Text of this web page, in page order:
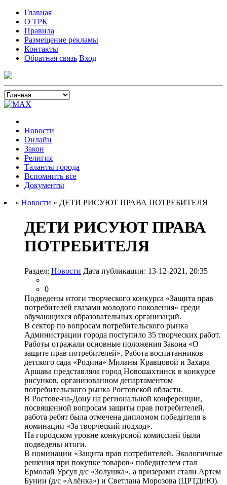
Главная
О ТРК
Правила
Размещение рекламы
Контакты
Обратная связь Вход
Новости
Онлайн
Закон
Религия
Таланты города
Вспомнить все
Документы
» Новости » ДЕТИ РИСУЮТ ПРАВА ПОТРЕБИТЕЛЯ
ДЕТИ РИСУЮТ ПРАВА
ПОТРЕБИТЕЛЯ
Раздел: Новости Дата публикации: 13-12-2021, 20:35
0
Подведены итоги творческого конкурса «Защита прав
потребителей глазами молодого поколения» среди
обучающихся образовательных организаций.
В сектор по вопросам потребительского рынка
Администрации города поступило 35 творческих работ.
Работы отражали основные положения Закона «О
защите прав потребителей». Работа воспитанников
детского сада «Родина» Миланы Кравцовой и Захара
Аршава представляла город Новошахтинск в конкурсе
рисунков, организованном департаментом
потребительского рынка Ростовской области.
В Ростове-на-Дону на региональной конференции,
посвященной вопросам защиты прав потребителей,
работа ребят была отмечена дипломом победителя в
номинации «За творческий подход».
На городском уровне конкурсной комиссией были
подведены итоги.
В номинации «Защита прав потребителей. Экологичные
решения при покупке товаров» победителем стал
Ермолай Урсул д/с «Золушка», а призерами стали Артем
Бунин (д/с «Алёнка») и Светлана Морозова (ЦРТДиЮ).